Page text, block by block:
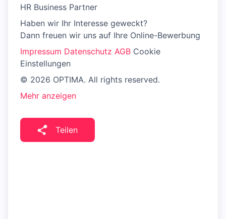
HR Business Partner
Haben wir Ihr Interesse geweckt?
Dann freuen wir uns auf Ihre Online-Bewerbung
Impressum Datenschutz AGB Cookie
Einstellungen
© 2026 OPTIMA. All rights reserved.
Mehr anzeigen
Teilen